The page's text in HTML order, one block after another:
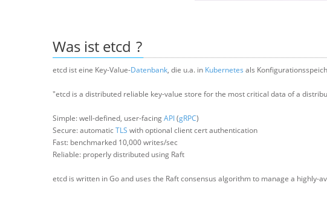
Was ist etcd ?
etcd ist eine Key-Value-Datenbank, die u.a. in Kubernetes als
"etcd is a distributed reliable key-value store for the most critical data of a
Simple: well-defined, user-facingAPI(gRPC)
Secure: automaticTLS with optional client cert authentication
Fast: benchmarked 10,000 writes/sec
Reliable: properly distributed using Raft
etcd is written in Go and uses the Raft consensus algorithm to manage a highly-